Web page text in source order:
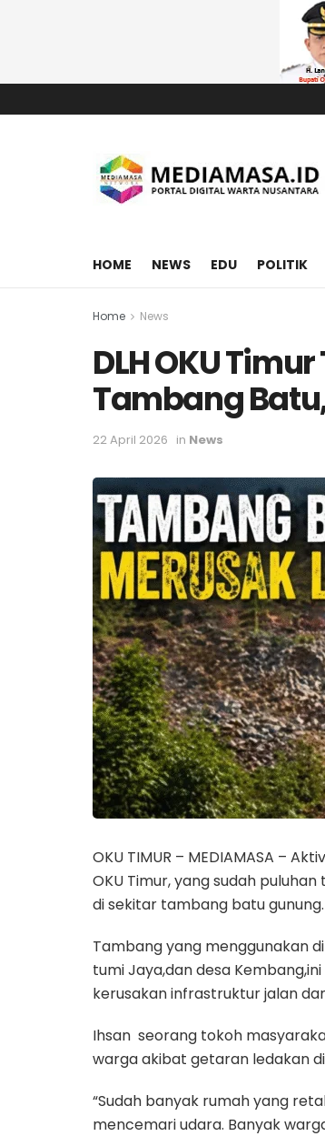
HOME NEWS EDU POLITIK
Home News
DLH OKU
Tambang
22 April 2026 in News
OKU TIMUR – MEDIAMASA –
OKU Timur, yang sudah
di sekitar tambang batu gunung.
Tambang yang menggunakan
tumi Jaya,dan desa
kerusakan infrastruktur jalan
Ihsan seorang tokoh
warga akibat getaran ledakan
“Sudah banyak rumah yang
mencemari udara. Banyak